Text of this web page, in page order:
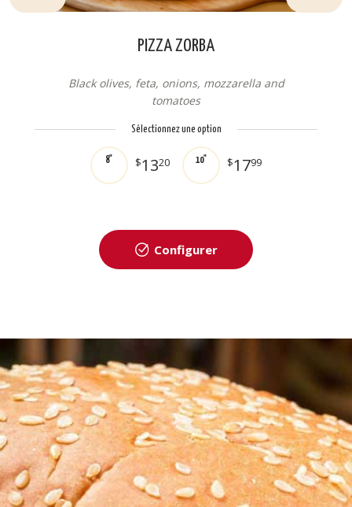
PIZZA ZORBA
Black olives, feta, onions, mozzarella and
tomatoes
Sélectionnez une option
8" $1320 10" $1799
Configurer